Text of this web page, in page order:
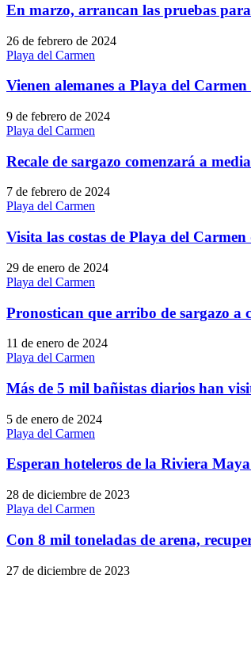
En marzo, arrancan las pruebas
26 de febrero de 2024
Playa del Carmen
Vienen alemanes a Playa del
9 de febrero de 2024
Playa del Carmen
Recale de sargazo comenzará a
7 de febrero de 2024
Playa del Carmen
Visita las costas de Playa del
29 de enero de 2024
Playa del Carmen
Pronostican que arribo de sargazo a
11 de enero de 2024
Playa del Carmen
Más de 5 mil bañistas diarios han
5 de enero de 2024
Playa del Carmen
Esperan hoteleros de la Riviera
28 de diciembre de 2023
Playa del Carmen
Con 8 mil toneladas de arena,
27 de diciembre de 2023